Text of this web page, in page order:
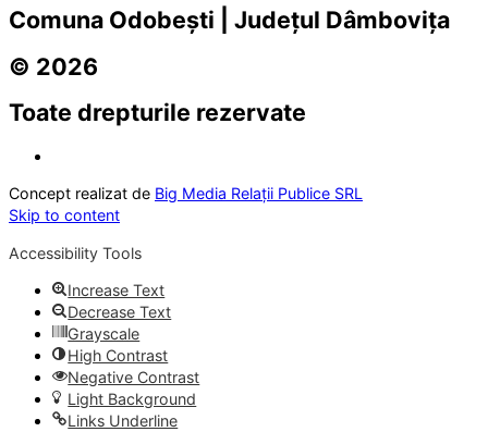
Comuna Odobești | Județul Dâmbovița
© 2026
Toate drepturile rezervate
Concept realizat de Big Media Relații Publice SRL
Skip to content
Accessibility Tools
Increase Text
Decrease Text
Grayscale
High Contrast
Negative Contrast
Light Background
Links Underline